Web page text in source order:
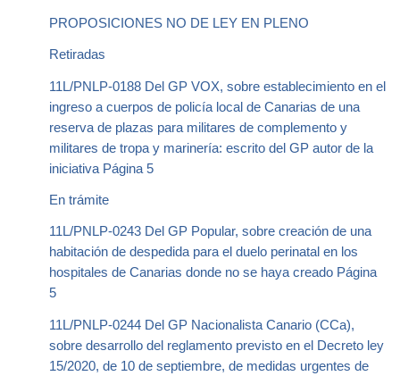
PROPOSICIONES NO DE LEY EN PLENO
Retiradas
11L/PNLP-0188 Del GP VOX, sobre establecimiento en el
ingreso a cuerpos de policía local de Canarias de una
reserva de plazas para militares de complemento y
militares de tropa y marinería: escrito del GP autor de la
iniciativa Página 5
En trámite
11L/PNLP-0243 Del GP Popular, sobre creación de una
habitación de despedida para el duelo perinatal en los
hospitales de Canarias donde no se haya creado Página
5
11L/PNLP-0244 Del GP Nacionalista Canario (CCa),
sobre desarrollo del reglamento previsto en el Decreto ley
15/2020, de 10 de septiembre, de medidas urgentes de